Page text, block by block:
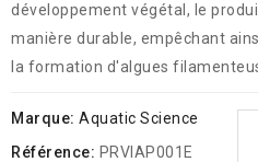
développement végétal, le
manière durable, empêchant
la formation d'algues
Marque: Aquatic Science
Référence: PRVIAP001E